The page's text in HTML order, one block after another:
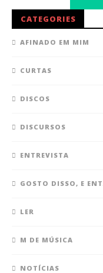
CATEGORIES
AFINADO EM MIM
CURTAS
DISCOS
DISCURSOS
ENTREVISTA
GOSTO DISSO, E
LER
M DE MÚSICA
NOTÍCIAS